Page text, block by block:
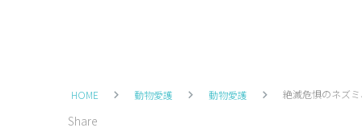
HOME 動物愛護 動物愛護 絶滅危惧のネズ
Share